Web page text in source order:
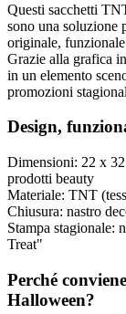
Questi sacchetti
sono una soluzione
originale,
Grazie alla grafica
in un elemento
promozioni
Design,
Dimensioni: 22 x
prodotti beauty
Materiale: TNT
Chiusura: nastro
Stampa stagionale:
Treat"
Perché
Halloween?